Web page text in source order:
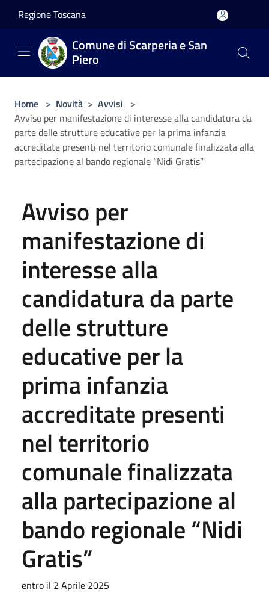
Regione Toscana
Comune di Scarperia e San
Piero
Home > Novità > Avvisi >
Avviso per manifestazione di interesse alla candidatura da
parte delle strutture educative per la prima infanzia
accreditate presenti nel territorio comunale finalizzata alla
partecipazione al bando regionale “Nidi Gratis”
Avviso per
manifestazione di
interesse alla
candidatura da parte
delle strutture
educative per la
prima infanzia
accreditate presenti
nel territorio
comunale finalizzata
alla partecipazione al
bando regionale “Nidi
Gratis”
entro il 2 Aprile 2025